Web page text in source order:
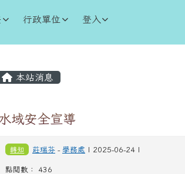
學
行政單位 登入
內容區域
本站消息
水域安全宣導
轉知 莊瑞芬- 學務處 | 2025-06-24 |
點閱數： 436